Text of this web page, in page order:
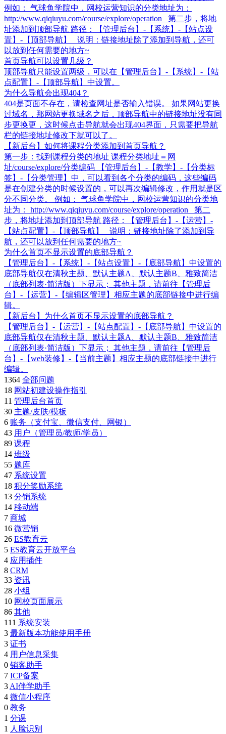
例如： 气球鱼学院中，网校运营知识的分类地址为：
http://www.qiqiuyu.com/course/explore/operation 第二步，将地
址添加到顶部导航 路径：【管理后台】-【系统】-【站点设
置】-【顶部导航】 说明：链接地址除了添加到导航，还可
以放到任何需要的地方~
首页导航可以设置几级？
顶部导航只能设置两级，可以在【管理后台】-【系统】-【站
点配置】-【顶部导航】中设置。
为什么导航会出现404？
404是页面不存在，请检查网址是否输入错误。 如果网站更换
过域名，那网站更换域名之后，顶部导航中的链接地址没有同
步更换更，这时候点击导航就会出现404界面，只需要把导航
栏的链接地址修改下就可以了。
【新后台】如何将课程分类添加到首页导航？
第一步：找到课程分类的地址 课程分类地址＝网
址/course/explore/分类编码 【管理后台】-【教学】-【分类标
签】-【分类管理】中，可以看到各个分类的编码，这些编码
是在创建分类的时候设置的，可以再次编辑修改，作用就是区
分不同分类。 例如： 气球鱼学院中，网校运营知识的分类地
址为： http://www.qiqiuyu.com/course/explore/operation 第二
步，将地址添加到顶部导航 路径：【管理后台】-【运营】-
【站点配置】-【顶部导航】 说明：链接地址除了添加到导
航，还可以放到任何需要的地方~
为什么首页不显示设置的底部导航？
【管理后台】-【系统】-【站点设置】-【底部导航】中设置的
底部导航仅在清秋主题、默认主题A、默认主题B、雅致简洁
（底部列表·简洁版）下显示； 其他主题，请前往【管理后
台】-【运营】-【编辑区管理】相应主题的底部链接中进行编
辑。
【新后台】为什么首页不显示设置的底部导航？
【管理后台】-【运营】-【站点配置】-【底部导航】中设置的
底部导航仅在清秋主题、默认主题A、默认主题B、雅致简洁
（底部列表·简洁版）下显示； 其他主题，请前往【管理后
台】-【web装修】-【当前主题】相应主题的底部链接中进行
编辑。
1364 全部问题
18 网站初建设操作指引
11 管理后台首页
30 主题/皮肤/模板
6 账务（支付宝、微信支付、网银）
43 用户（管理员/教师/学员）
89 课程
14 班级
55 题库
47 系统设置
18 积分奖励系统
13 分销系统
14 移动端
7 商城
16 微营销
26 ES教育云
5 ES教育云开放平台
4 应用插件
8 CRM
33 资讯
28 小组
10 网校页面展示
86 其他
111 系统安装
3 最新版本功能使用手册
3 证书
4 用户信息采集
0 销客助手
7 ICP备案
3 AI伴学助手
4 微信小程序
0 教务
1 分课
1 人脸识别